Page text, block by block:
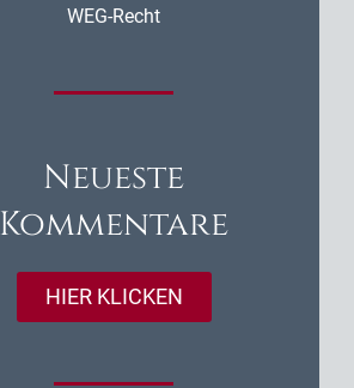
WEG-Recht
Neueste
Kommentare
HIER KLICKEN